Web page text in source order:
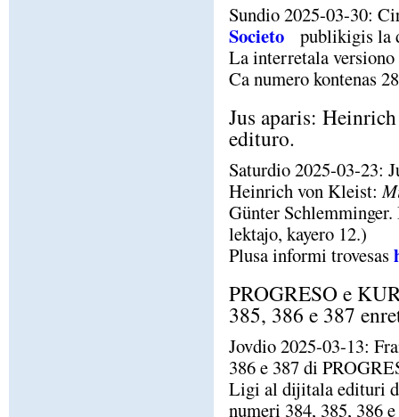
Sundio 2025-03-30:
Societo
publikigis la
La interretala
Ca numero kontenas
Jus aparis:
edituro.
Saturdio 2025-03-23:
Heinrich von Kleist:
Günter
lektajo, kayero 12.)
Plusa informi trovesas
PROGRESO e
385, 386 e 387
Jovdio 2025-03-13:
386 e 387 di
Ligi al dijitala edituri
numeri 384, 385, 386